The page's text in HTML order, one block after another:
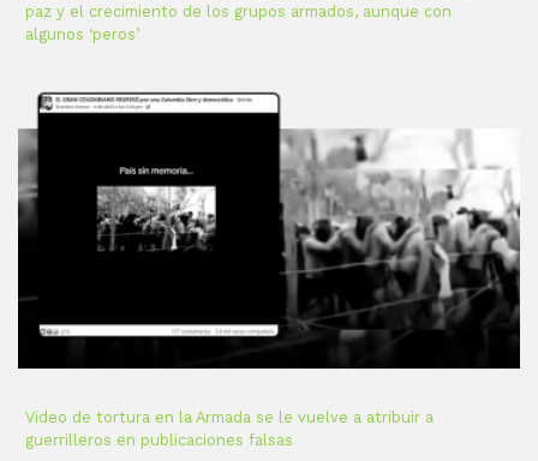
paz y el crecimiento de los grupos armados, aunque con
algunos ‘peros’
Video de tortura en la Armada se le vuelve a atribuir a
guerrilleros en publicaciones falsas